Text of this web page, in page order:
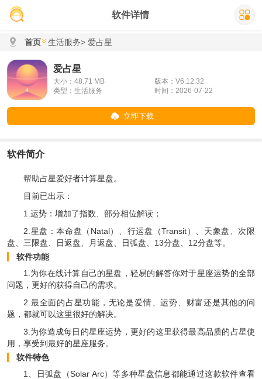
软件详情
首页 生活服务> 爱占星
爱占星
大小：48.71 MB
版本：V6.12.32
类型：生活服务
时间：2026-07-22
立即下载
软件简介
帮助占星爱好者计算星盘。
目前已出示：
1.运势：增加了指数、部分相位解读；
2.星盘：本命盘（Natal）、行运盘（Transit）、天象盘、次限
盘、三限盘、日返盘、月返盘、日弧盘、13分盘、12分盘等。
软件功能
1.为你在线计算自己的星盘，轻易的解答你对于星座运势的全部
问题，更好的获得自己的需求。
2.最全面的占星功能，无论是爱情、运势、财富还是其他的问
题，都就可以这里很好的解决。
3.为你造成每日的星座运势，更好的这里获得最高品质的占星使
用，享受到最好的星座服务。
软件特色
1、日弧盘（Solar Arc）等多种星盘信息都能通过这款软件查看